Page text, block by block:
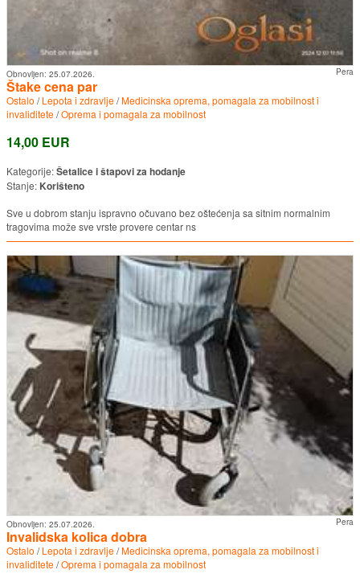
Pera
Obnovljen: 25.07.2026.
Štake cena par
Ostalo /Lepota i zdravlje/Medicinska oprema, pomagala za mobilnost i
invaliditete/Oprema i pomagala za mobilnost
14,00 EUR
Kategorije:Šetalice i štapovi za hodanje
Stanje: Korišteno
Sve u dobrom stanju ispravno očuvano bez oštećenja sa sitnim normalnim
tragovima može sve vrste provere centar ns
Pera
Obnovljen: 25.07.2026.
Invalidska kolica dobra
Ostalo /Lepota i zdravlje/Medicinska oprema, pomagala za mobilnost i
invaliditete/Oprema i pomagala za mobilnost